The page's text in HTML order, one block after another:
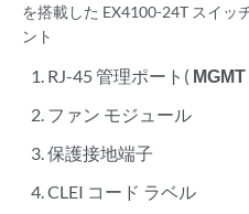
を搭載した EX4100-24T スイッ
ント
RJ-45 管理ポート( MGMT
ファン モジュール
保護接地端子
CLEI コード ラベル